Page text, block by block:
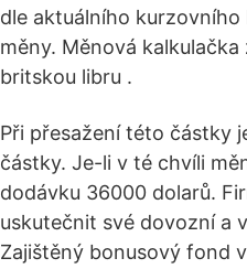
dle aktuálního
měny. Měnová
britskou libru .
Při přesažení této částky
částky. Je-li v té chvíli
dodávku 36000 dolarů.
uskutečnit své dovozní a
Zajištěný bonusový fond